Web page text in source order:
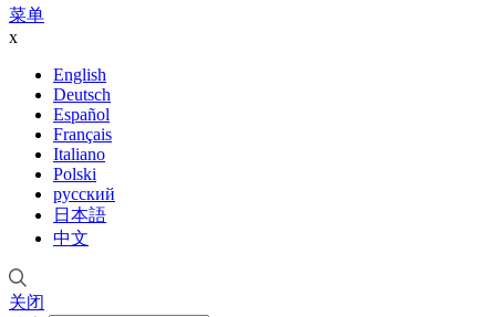
菜单
x
English
Deutsch
Español
Français
Italiano
Polski
русский
日本語
中文
关闭